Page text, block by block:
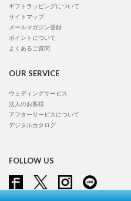
ギフトラッピングについて
サイトマップ
メールマガジン登録
ポイントについて
よくあるご質問
OUR SERVICE
ウェディングサービス
法人のお客様
アフターサービスについて
デジタルカタログ
FOLLOW US